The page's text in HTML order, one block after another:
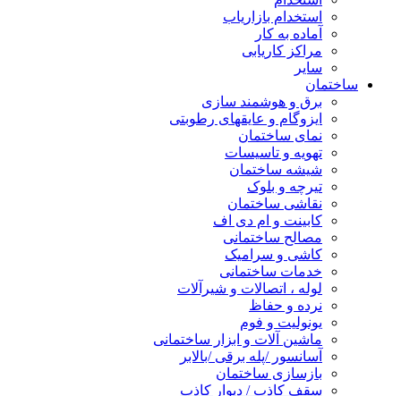
استخدام بازاریاب
آماده به کار
مراکز کاریابی
سایر
ساختمان
برق و هوشمند سازی
ایزوگام و عایقهای رطوبتی
نمای ساختمان
تهویه و تاسیسات
شیشه ساختمان
تیرچه و بلوک
نقاشی ساختمان
کابینت و ام دی اف
مصالح ساختمانی
کاشی و سرامیک
خدمات ساختمانی
لوله ، اتصالات و شیرآلات
نرده و حفاظ
یونولیت و فوم
ماشین آلات و ابزار ساختمانی
آسانسور /پله برقی /بالابر
بازسازی ساختمان
سقف کاذب / دیوار کاذب